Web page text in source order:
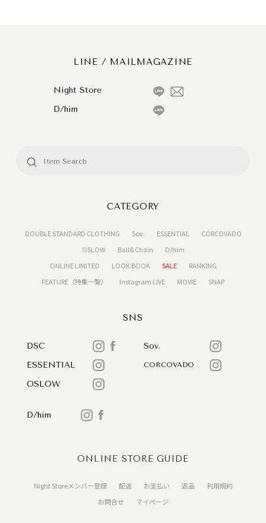
LINE / MAILMAGAZINE
Night Store
D/him
CATEGORY
DOUBLE STANDARD CLOTHING Sov. ESSENTIAL
CORCOVADO
OSLOW
Ball&Chain
D/him
ONLINE LIMITED
LOOK BOOK SALE
RANKING
FEATURE（特集一覧）
Instagram LIVE MOVIE SNAP
SNS
DSC
Sov.
ESSENTIAL
CORCOVADO
OSLOW
D/him
ONLINE STORE GUIDE
Night Storeメンバー登録 配送 お支払い 返品
利用規約
お問合せ
マイページ